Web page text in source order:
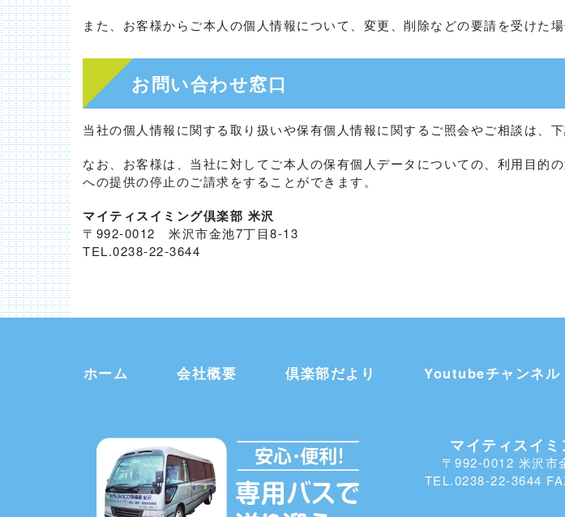
また、お客様からご本人の個人情報について、変更、削除などの要請を受けた
お問い合わせ窓口
当社の個人情報に関する取り扱いや保有個人情報に関するご照会やご相談は、
なお、お客様は、当社に対してご本人の保有個人データについての、利用目的
への提供の停止のご請求をすることができます。
マイティスイミング倶楽部 米沢
〒992-0012 米沢市金池7丁目8-13
TEL.0238-22-3644
ホーム 会社概要 倶楽部だより Youtubeチャンネル
マイティスイ
〒992-0012 米沢市
TEL.0238-22-3644